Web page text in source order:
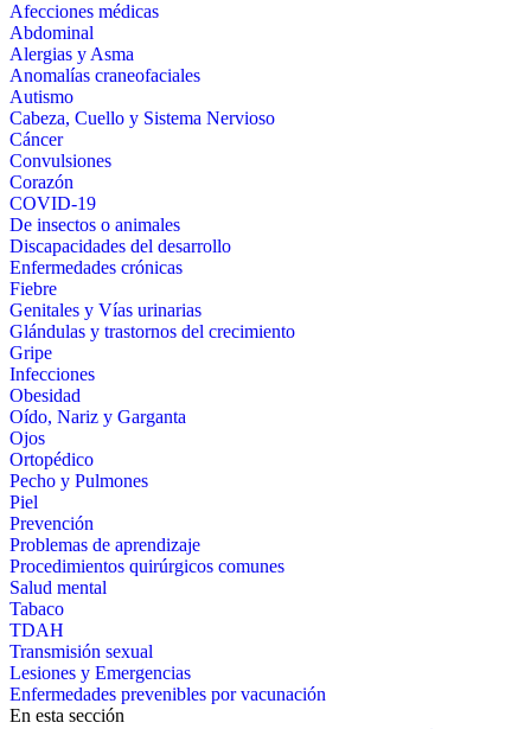
Afecciones médicas
Abdominal
Alergias y Asma
Anomalías craneofaciales
Autismo
Cabeza, Cuello y Sistema Nervioso
Cáncer
Convulsiones
Corazón
COVID-19
De insectos o animales
Discapacidades del desarrollo
Enfermedades crónicas
Fiebre
Genitales y Vías urinarias
Glándulas y trastornos del crecimiento
Gripe
Infecciones
Obesidad
Oído, Nariz y Garganta
Ojos
Ortopédico
Pecho y Pulmones
Piel
Prevención
Problemas de aprendizaje
Procedimientos quirúrgicos comunes
Salud mental
Tabaco
TDAH
Transmisión sexual
Lesiones y Emergencias
Enfermedades prevenibles por vacunación
En esta sección